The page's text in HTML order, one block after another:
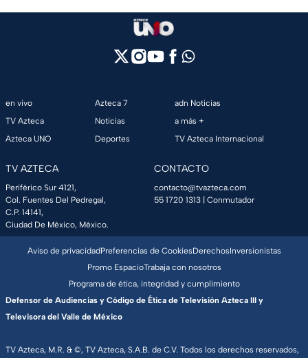
en vivo
TV Azteca
Azteca UNO
Azteca 7
Noticias
Deportes
adn Noticias
a más +
TV Azteca Internacional
TV AZTECA
Periférico Sur 4121,
Col. Fuentes Del Pedregal,
C.P. 14141,
Ciudad De México, México.
CONTACTO
contacto@tvazteca.com
55 1720 1313 | Conmutador
TV Azteca, M.R. & ©, TV Azteca, S.A.B. de C.V. Todos los derechos reservados,
Aviso de privacidadPreferencias de CookiesDerechosInversionistas
Promo EspacioTrabaja con nosotros
Programa de ética, integridad y cumplimiento
Defensor de Audiencias y Código de Ética de Televisión Azteca III y
Televisora del Valle de México